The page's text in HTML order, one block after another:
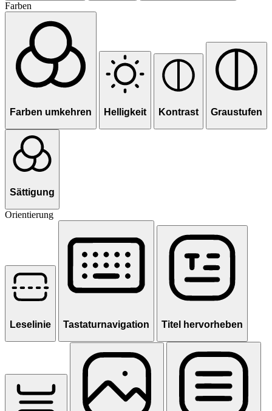
Farben
Farben umkehren Helligkeit Kontrast Graustufen
Sättigung
Orientierung
Leselinie Tastaturnavigation Titel hervorheben